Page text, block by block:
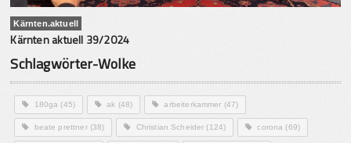
Kärnten.aktuell
Kärnten aktuell 39/2024
Schlagwörter-Wolke
180ga (45) ak (48) arbeiterkammer (47)
beate prettner(38) Christian Scheider (124) corona (69)